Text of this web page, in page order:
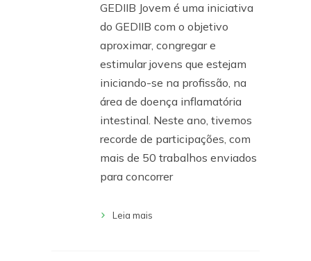
GEDIIB Jovem é uma iniciativa
do GEDIIB com o objetivo
aproximar, congregar e
estimular jovens que estejam
iniciando-se na profissão, na
área de doença inflamatória
intestinal. Neste ano, tivemos
recorde de participações, com
mais de 50 trabalhos enviados
para concorrer
Leia mais